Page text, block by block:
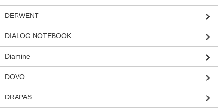
DERWENT
DIALOG NOTEBOOK
Diamine
DOVO
DRAPAS